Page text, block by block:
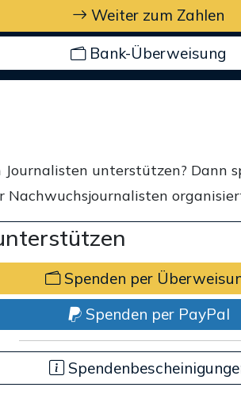
Weiter zum Zahlen
Bank-Überweisung
unterstützen? Dann
Nachwuchsjournalisten
Spenden per
Spenden per PayPal